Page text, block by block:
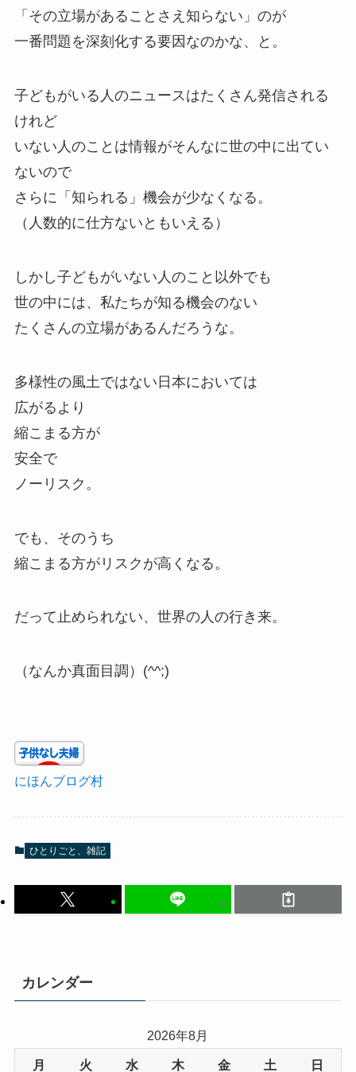
「その立場があることさえ知らない」のが
一番問題を深刻化する要因なのかな、と。
子どもがいる人のニュースはたくさん発信される
けれど
いない人のことは情報がそんなに世の中に出てい
ないので
さらに「知られる」機会が少なくなる。
（人数的に仕方ないともいえる）
しかし子どもがいない人のこと以外でも
世の中には、私たちが知る機会のない
たくさんの立場があるんだろうな。
多様性の風土ではない日本においては
広がるより
縮こまる方が
安全で
ノーリスク。
でも、そのうち
縮こまる方がリスクが高くなる。
だって止められない、世界の人の行き来。
（なんか真面目調）(^^;)
にほんブログ村
ひとりごと、雑記
カレンダー
2026年8月
月 火 水 木 金 土 日